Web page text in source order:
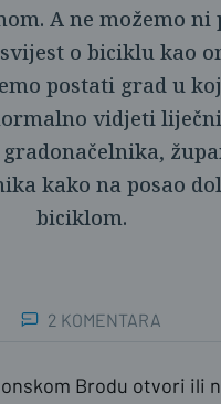
A ne možemo ni
o biciklu kao
postati grad u
vidjeti
kako na posao
biciklom.
2 KOMENTARA
Brodu otvori ili